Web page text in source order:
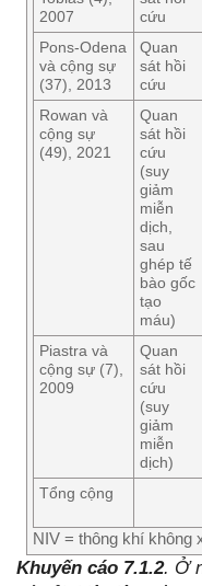
2007
cứu
Pons-Odena
và cộng sự
(37), 2013
Quan
sát hồi
cứu
Rowan và
cộng sự
(49), 2021
Quan
sát hồi
cứu
(suy
giảm
miễn
dịch,
sau
ghép tế
bào gốc
tạo
máu)
Piastra và
cộng sự (7),
2009
Quan
sát hồi
cứu
(suy
giảm
miễn
dịch)
Tổng cộng
NIV = thông khí không
Khuyến cáo 7.1.2. Ở